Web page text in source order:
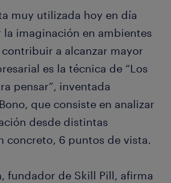
muy utilizada hoy en día
la imaginación en ambientes
a alcanzar mayor
es la técnica de “Los
pensar”, inventada
que consiste en analizar
desde distintas
concreto, 6 puntos de vista.
fundador de Skill Pill, afirma